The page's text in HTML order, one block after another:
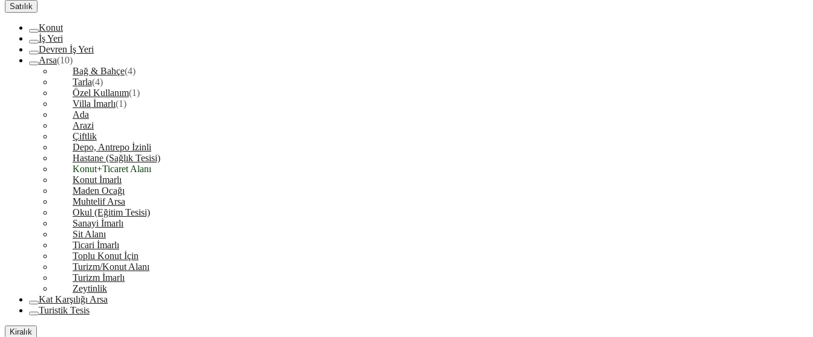
Satılık
Konut
İş Yeri
Devren İş Yeri
Arsa(10)
Bağ & Bahçe(4)
Tarla(4)
Özel Kullanım(1)
Villa İmarlı(1)
Ada
Arazi
Çiftlik
Depo, Antrepo İzinli
Hastane (Sağlık Tesisi)
Konut+Ticaret Alanı
Konut İmarlı
Maden Ocağı
Muhtelif Arsa
Okul (Eğitim Tesisi)
Sanayi İmarlı
Sit Alanı
Ticari İmarlı
Toplu Konut İçin
Turizm/Konut Alanı
Turizm İmarlı
Zeytinlik
Kat Karşılığı Arsa
Turistik Tesis
Kiralık